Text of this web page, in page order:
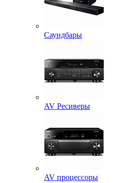
Саундбары
AV Ресиверы
AV процессоры